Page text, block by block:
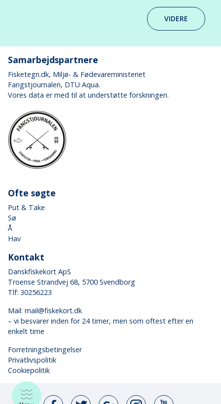
VIDERE
Samarbejdspartnere
Fisketegn.dk, Miljø- & Fødevareministeriet
Fangstjournalen, DTU Aqua.
Vores data er med til at understøtte forskningen.
Ofte søgte
Put & Take
Sø
Å
Hav
Kontakt
Danskfiskekort ApS
Troense Strandvej 68, 5700 Svendborg
Tlf: 30256223
Mail: mail@fiskekort.dk
– vi besvarer inden for 24 timer, men som oftest efter en
enkelt time
Forretningsbetingelser
Privatlivspolitik
Cookiepolitik